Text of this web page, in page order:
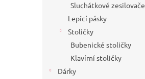
Sluchátkové zesilovače
Lepící pásky
Stoličky
Bubenické stoličky
Klavírní stoličky
Dárky